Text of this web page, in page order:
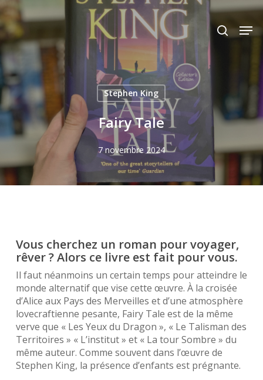
Skip
main
content
search
Stephen King
Fairy Tale
7 novembre 2024
Vous cherchez un roman pour voyager,
rêver ? Alors ce livre est fait pour vous.
Il faut néanmoins un certain temps pour atteindre le
monde alternatif que vise cette œuvre. À la croisée
d’Alice aux Pays des Merveilles et d’une atmosphère
lovecraftienne pesante, Fairy Tale est de la même
verve que « Les Yeux du Dragon », « Le Talisman des
Territoires » « L’institut » et « La tour Sombre » du
même auteur. Comme souvent dans l’œuvre de
Stephen King, la présence d’enfants est prégnante.